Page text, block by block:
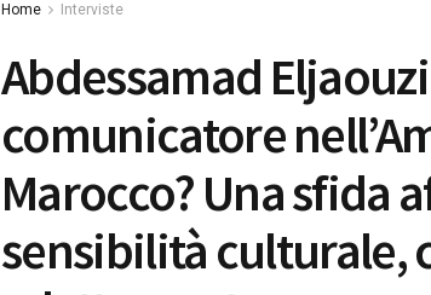
Home Interviste
Abdessamad
comunicatore
Marocco? Una sfida
sensibilità culturale,